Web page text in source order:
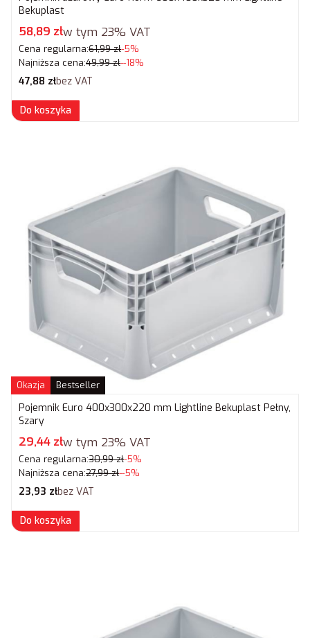
Bekuplast
Cena promocyjna brutto
58,89 złw tym 23% VAT
Cena regularna:61,99 zł-5%
Najniższa cena:49,99 zł--18%
Cena netto
47,88 złbez VAT
Do koszyka
Okazja Bestseller
Pojemnik Euro 400x300x220 mm Lightline Bekuplast Pełny,
Szary
Cena promocyjna brutto
29,44 złw tym 23% VAT
Cena regularna:30,99 zł-5%
Najniższa cena:27,99 zł--5%
Cena netto
23,93 złbez VAT
Do koszyka